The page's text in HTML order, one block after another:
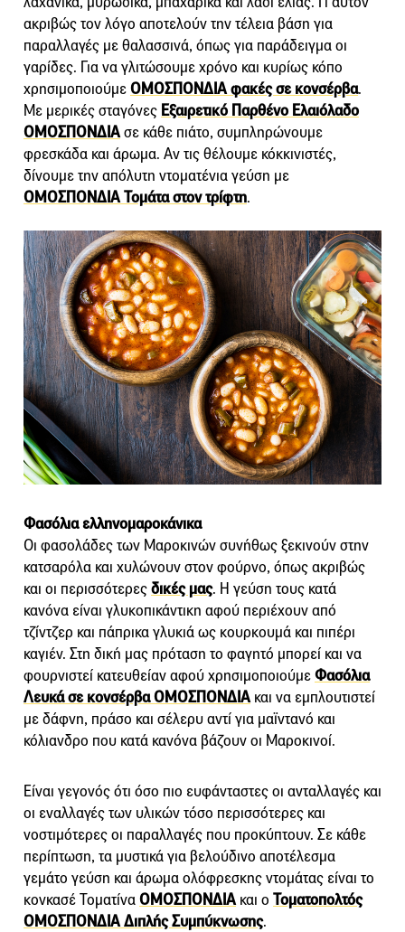
ακριβώς τον λόγο αποτελούν την τέλεια βάση για
παραλλαγές με θαλασσινά, όπως για παράδειγμα οι
γαρίδες. Για να γλιτώσουμε χρόνο και κυρίως κόπο
χρησιμοποιούμεΟΜΟΣΠΟΝΔΙΑ φακές σε κονσέρβα.
Με μερικές σταγόνες Εξαιρετικό Παρθένο Ελαιόλαδο
ΟΜΟΣΠΟΝΔΙΑσε κάθε πιάτο, συμπληρώνουμε
φρεσκάδα και άρωμα. Αν τις θέλουμε κόκκινιστές,
δίνουμε την απόλυτη ντοματένια γεύση με
ΟΜΟΣΠΟΝΔΙΑ Τομάτα στον τρίφτη.
Φασόλια ελληνομαροκάνικα
Οι φασολάδες των Μαροκινών συνήθως ξεκινούν στην
κατσαρόλα και χυλώνουν στον φούρνο, όπως ακριβώς
και οι περισσότερεςδικές μας. Η γεύση τους κατά
κανόνα είναι γλυκοπικάντικη αφού περιέχουν από
τζίντζερ και πάπρικα γλυκιά ως κουρκουμά και πιπέρι
καγιέν. Στη δική μας πρόταση το φαγητό μπορεί και να
φουρνιστεί κατευθείαν αφού χρησιμοποιούμεΦασόλια
Λευκά σε κονσέρβα ΟΜΟΣΠΟΝΔΙΑκαι να εμπλουτιστεί
με δάφνη, πράσο και σέλερυ αντί για μαϊντανό και
κόλιανδρο που κατά κανόνα βάζουν οι Μαροκινοί.
Είναι γεγονός ότι όσο πιο ευφάνταστες οι ανταλλαγές και
οι εναλλαγές των υλικών τόσο περισσότερες και
νοστιμότερες οι παραλλαγές που προκύπτουν. Σε κάθε
περίπτωση, τα μυστικά για βελούδινο αποτέλεσμα
γεμάτο γεύση και άρωμα ολόφρεσκης ντομάτας είναι το
κονκασέ ΤοματίναΟΜΟΣΠΟΝΔΙΑκαι ο Τοματοπολτός
ΟΜΟΣΠΟΝΔΙΑ Διπλής Συμπύκνωσης.